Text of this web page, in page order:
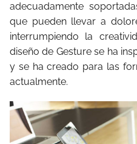
adecuadamente
que pueden llevar a
interrumpiendo la
diseño de Gesture se ha
y se ha creado para las
actualmente.